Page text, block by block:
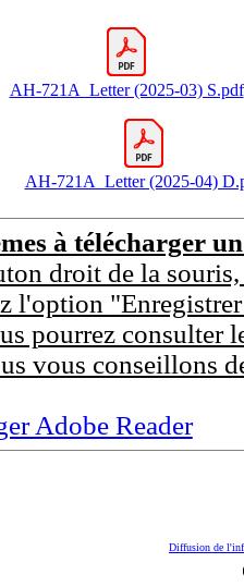
AH-721A_Letter (2025-03) S.pdf
AH-721A_Letter (2025-04)
à télécharger
droit de la
l'option
pourrez consulter
vous conseillons
Adobe Reader
Diffusion de